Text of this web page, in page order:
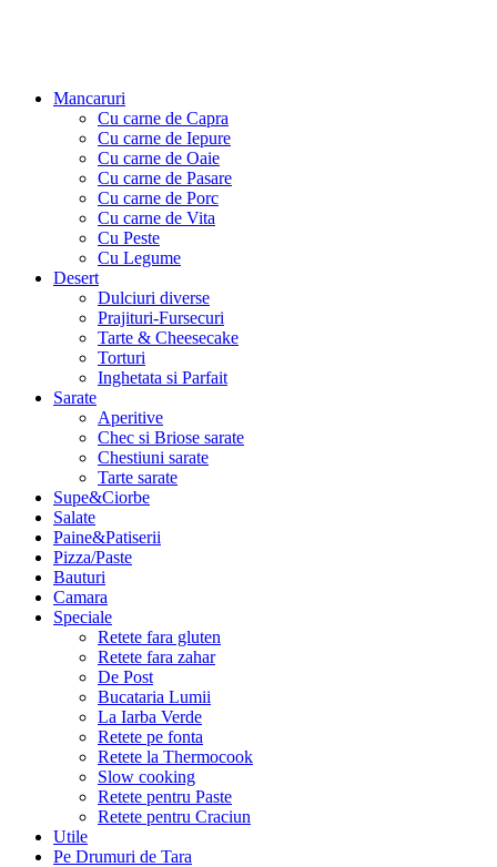
Mancaruri
Cu carne de Capra
Cu carne de Iepure
Cu carne de Oaie
Cu carne de Pasare
Cu carne de Porc
Cu carne de Vita
Cu Peste
Cu Legume
Desert
Dulciuri diverse
Prajituri-Fursecuri
Tarte & Cheesecake
Torturi
Inghetata si Parfait
Sarate
Aperitive
Chec si Briose sarate
Chestiuni sarate
Tarte sarate
Supe&Ciorbe
Salate
Paine&Patiserii
Pizza/Paste
Bauturi
Camara
Speciale
Retete fara gluten
Retete fara zahar
De Post
Bucataria Lumii
La Iarba Verde
Retete pe fonta
Retete la Thermocook
Slow cooking
Retete pentru Paste
Retete pentru Craciun
Utile
Pe Drumuri de Tara